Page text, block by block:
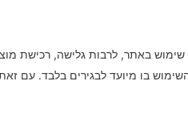
שימוש באתר, לרבות גלישה, רכישת
בו מיועד לבגירים בלבד. עם